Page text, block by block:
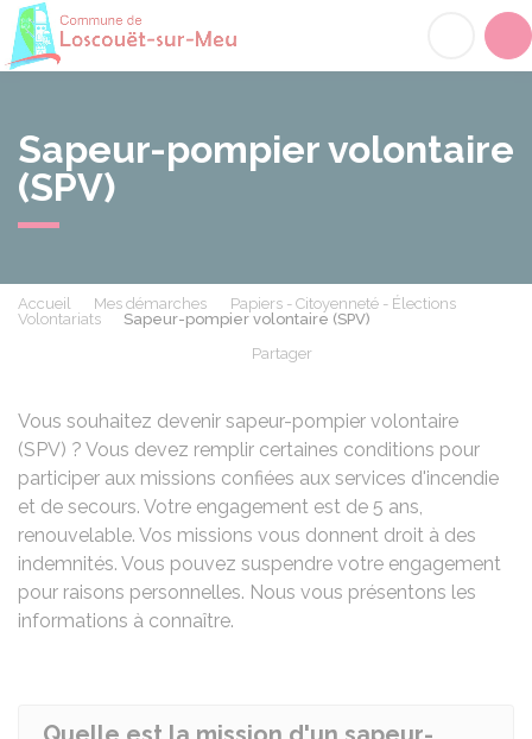
Sapeur-pompier volontaire
(SPV)
Accueil Mes démarches
Papiers - Citoyenneté - Élections
Volontariats
Sapeur-pompier volontaire (SPV)
Partager
Vous souhaitez devenir sapeur-pompier volontaire
(SPV) ? Vous devez remplir certaines conditions pour
participer aux missions confiées aux services d'incendie
et de secours. Votre engagement est de 5 ans,
renouvelable. Vos missions vous donnent droit à des
indemnités. Vous pouvez suspendre votre engagement
pour raisons personnelles. Nous vous présentons les
informations à connaître.